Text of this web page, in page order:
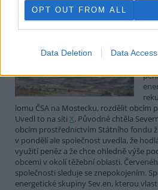
OPT OUT FROM ALL
Data Deletion Data Access
Červený chce peníze ušetřené
obcím podle původní dohody
5.8.2026 01:29 (ČTK)
lomu ČSA na Mostecku, rozdělit obcím
Uvedl to na síti X. Původně chtěla
obcím prostřednictvím Státního fondu
v pondělí ale společnost uvedla, že
využití peněz a že chce ohledně výše
obcemi v okolí těžební oblasti.
společnosti sleduje se znepokojením.
energetické skupiny Sev.en, kterou